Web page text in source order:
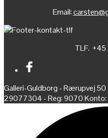
Email:
TLF.
Galleri-Guldborg - Rærupvej 50
29077304 - Reg: 9070